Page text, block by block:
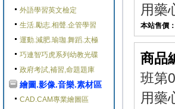
外語學習英文檢定
生活.勵志.相聲.企管學習
運動.減肥.瑜珈.舞蹈.太極
巧連智巧虎系列幼教光碟
政府考試,補習,命題題庫
繪圖.影像.音樂.素材區
CAD.CAM專業繪圖區
用藥
本站售價：
商品
班第
用藥